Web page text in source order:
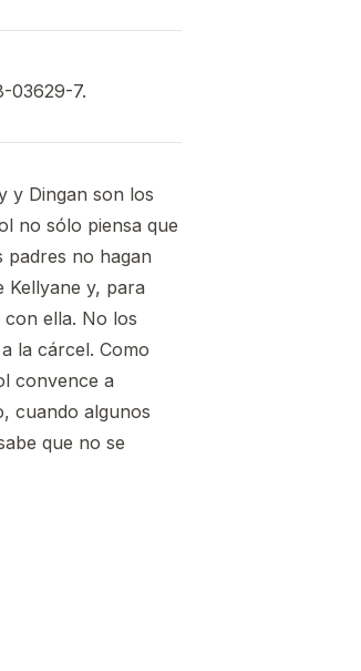
03629-7.
y Dingan son los
no sólo piensa que
padres no hagan
Kellyane y, para
ella. No los
la cárcel. Como
convence a
cuando algunos
que no se